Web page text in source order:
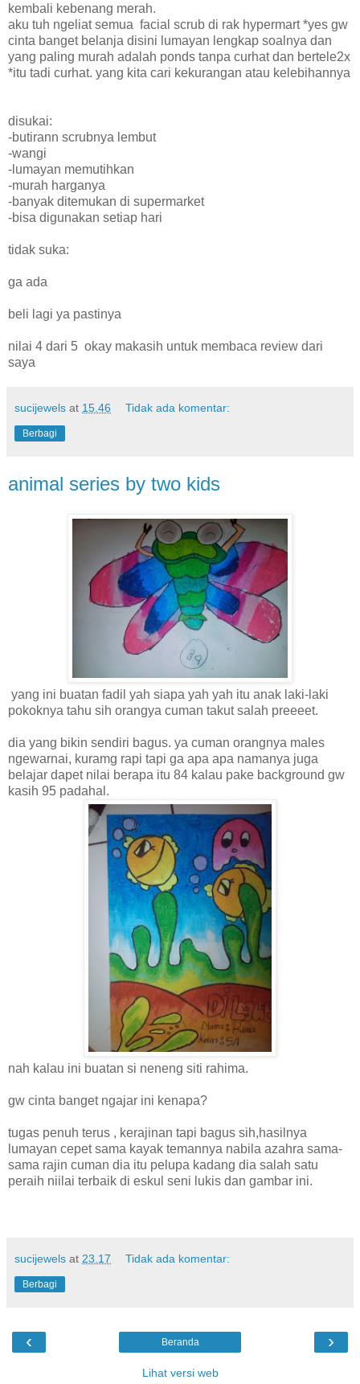
kembali kebenang merah.
aku tuh ngeliat semua facial scrub di rak hypermart *yes gw
cinta banget belanja disini lumayan lengkap soalnya dan
yang paling murah adalah ponds tanpa curhat dan bertele2x
*itu tadi curhat. yang kita cari kekurangan atau kelebihannya
disukai:
-butirann scrubnya lembut
-wangi
-lumayan memutihkan
-murah harganya
-banyak ditemukan di supermarket
-bisa digunakan setiap hari
tidak suka:
ga ada
beli lagi ya pastinya
nilai 4 dari 5 okay makasih untuk membaca review dari
saya
sucijewels at 15.46 Tidak ada komentar:
Berbagi
animal series by two kids
yang ini buatan fadil yah siapa yah yah itu anak laki-laki
pokoknya tahu sih orangya cuman takut salah preeeet.
dia yang bikin sendiri bagus. ya cuman orangnya males
ngewarnai, kuramg rapi tapi ga apa apa namanya juga
belajar dapet nilai berapa itu 84 kalau pake background gw
kasih 95 padahal.
nah kalau ini buatan si neneng siti rahima.
gw cinta banget ngajar ini kenapa?
tugas penuh terus , kerajinan tapi bagus sih,hasilnya
lumayan cepet sama kayak temannya nabila azahra sama-
sama rajin cuman dia itu pelupa kadang dia salah satu
peraih niilai terbaik di eskul seni lukis dan gambar ini.
sucijewels at 23.17 Tidak ada komentar:
Berbagi
‹ ›
Beranda
Lihat versi web